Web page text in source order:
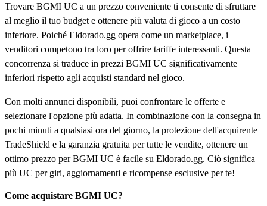
Trovare BGMI UC a un prezzo conveniente ti consente di sfruttare
al meglio il tuo budget e ottenere più valuta di gioco a un costo
inferiore. Poiché Eldorado.gg opera come un marketplace, i
venditori competono tra loro per offrire tariffe interessanti. Questa
concorrenza si traduce in prezzi BGMI UC significativamente
inferiori rispetto agli acquisti standard nel gioco.
Con molti annunci disponibili, puoi confrontare le offerte e
selezionare l'opzione più adatta. In combinazione con la consegna in
pochi minuti a qualsiasi ora del giorno, la protezione dell'acquirente
TradeShield e la garanzia gratuita per tutte le vendite, ottenere un
ottimo prezzo per BGMI UC è facile su Eldorado.gg. Ciò significa
più UC per giri, aggiornamenti e ricompense esclusive per te!
Come acquistare BGMI UC?